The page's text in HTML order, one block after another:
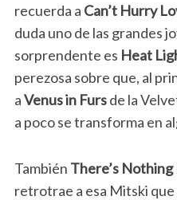
recuerda a Can’t Hurry
duda uno de las grandes
sorprendente es Heat
perezosa sobre que, al
aVenus in Fursde la
a poco se transforma en
También There’s
retrotrae a esa Mitski que